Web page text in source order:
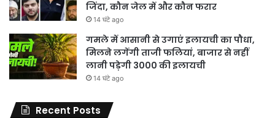
जिंदा, कौन जेल में और कौन फरार
14 घंटे ago
गमले में आसानी से उगाएं इलायची का पौधा,
मिलने लगेंगी ताजी फलियां, बाजार से नहीं
लानी पड़ेगी 3000 की इलायची
14 घंटे ago
Recent Posts